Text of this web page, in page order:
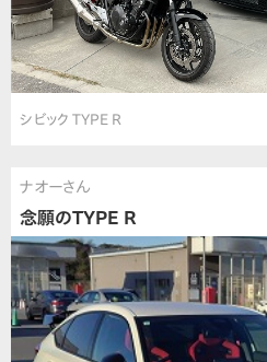
シビック TYPE R
ナオーさん
念願のTYPE R